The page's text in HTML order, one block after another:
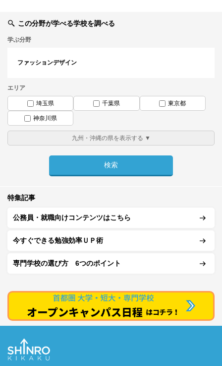
この分野が学べる学校を調べる
学ぶ分野
ファッションデザイン
エリア
埼玉県 千葉県 東京都
神奈川県
特集記事
公務員・就職向けコンテンツはこちら
今すぐできる勉強効率ＵＰ術
専門学校の選び方 6つのポイント